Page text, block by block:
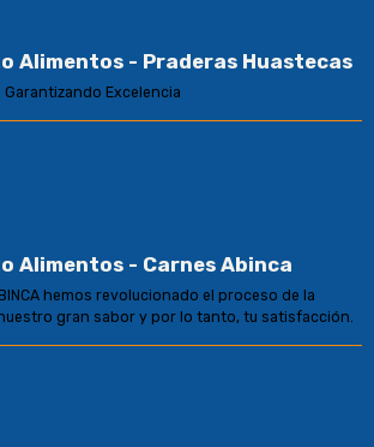
Alimentos - Praderas Huastecas
Garantizando Excelencia
Alimentos - Carnes Abinca
hemos revolucionado el proceso de la
gran sabor y por lo tanto, tu satisfacción.